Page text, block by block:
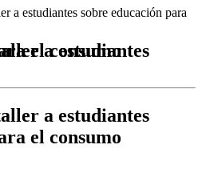
a estudiantes sobre educación para
a estudiantes
el consumo